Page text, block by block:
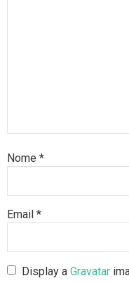
Nome *
Email *
Display aGravatar